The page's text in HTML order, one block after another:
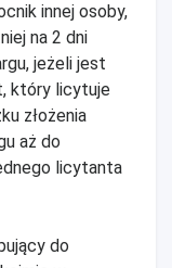
innej osoby,
na 2 dni
jeżeli jest
który licytuje
złożenia
aż do
licytanta
do